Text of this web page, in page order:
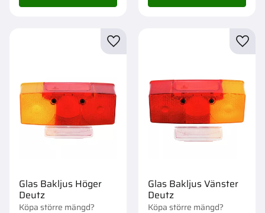
Glas Bakljus Höger
Deutz
Köpa större mängd?
Lägg till i favoriter
Glas Bakljus Vänster
Deutz
Köpa större mängd?